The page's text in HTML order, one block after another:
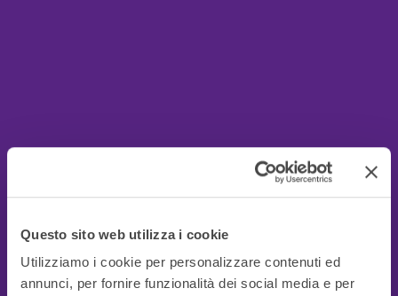
Questo sito web utilizza i cookie
Utilizziamo i cookie per personalizzare contenuti ed
annunci, per fornire funzionalità dei social media e per